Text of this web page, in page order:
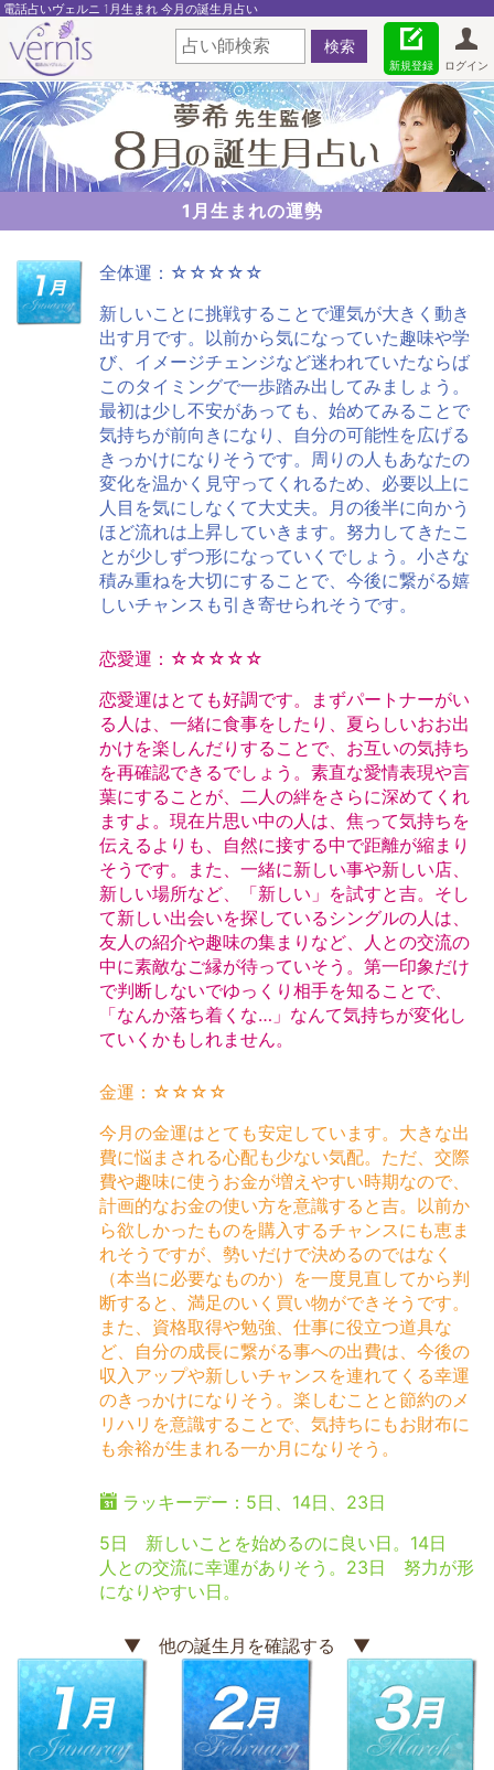
電話占いヴェルニ 1月生まれ 今月の誕生月占い
ログイン
新規登録
1月生まれの運勢
全体運：☆☆☆☆☆
新しいことに挑戦することで運気が大きく動き
出す月です。以前から気になっていた趣味や学
び、イメージチェンジなど迷われていたならば
このタイミングで一歩踏み出してみましょう。
最初は少し不安があっても、始めてみることで
気持ちが前向きになり、自分の可能性を広げる
きっかけになりそうです。周りの人もあなたの
変化を温かく見守ってくれるため、必要以上に
人目を気にしなくて大丈夫。月の後半に向かう
ほど流れは上昇していきます。努力してきたこ
とが少しずつ形になっていくでしょう。小さな
積み重ねを大切にすることで、今後に繋がる嬉
しいチャンスも引き寄せられそうです。
恋愛運：☆☆☆☆☆
恋愛運はとても好調です。まずパートナーがい
る人は、一緒に食事をしたり、夏らしいおお出
かけを楽しんだりすることで、お互いの気持ち
を再確認できるでしょう。素直な愛情表現や言
葉にすることが、二人の絆をさらに深めてくれ
ますよ。現在片思い中の人は、焦って気持ちを
伝えるよりも、自然に接する中で距離が縮まり
そうです。また、一緒に新しい事や新しい店、
新しい場所など、「新しい」を試すと吉。そし
て新しい出会いを探しているシングルの人は、
友人の紹介や趣味の集まりなど、人との交流の
中に素敵なご縁が待っていそう。第一印象だけ
で判断しないでゆっくり相手を知ることで、
「なんか落ち着くな…」なんて気持ちが変化し
ていくかもしれません。
金運：☆☆☆☆
今月の金運はとても安定しています。大きな出
費に悩まされる心配も少ない気配。ただ、交際
費や趣味に使うお金が増えやすい時期なので、
計画的なお金の使い方を意識すると吉。以前か
ら欲しかったものを購入するチャンスにも恵ま
れそうですが、勢いだけで決めるのではなく
（本当に必要なものか）を一度見直してから判
断すると、満足のいく買い物ができそうです。
また、資格取得や勉強、仕事に役立つ道具な
ど、自分の成長に繋がる事への出費は、今後の
収入アップや新しいチャンスを連れてくる幸運
のきっかけになりそう。楽しむことと節約のメ
リハリを意識することで、気持ちにもお財布に
も余裕が生まれる一か月になりそう。
ラッキーデー：5日、14日、23日
5日 新しいことを始めるのに良い日。14日
人との交流に幸運がありそう。23日 努力が形
になりやすい日。
▼ 他の誕生月を確認する ▼